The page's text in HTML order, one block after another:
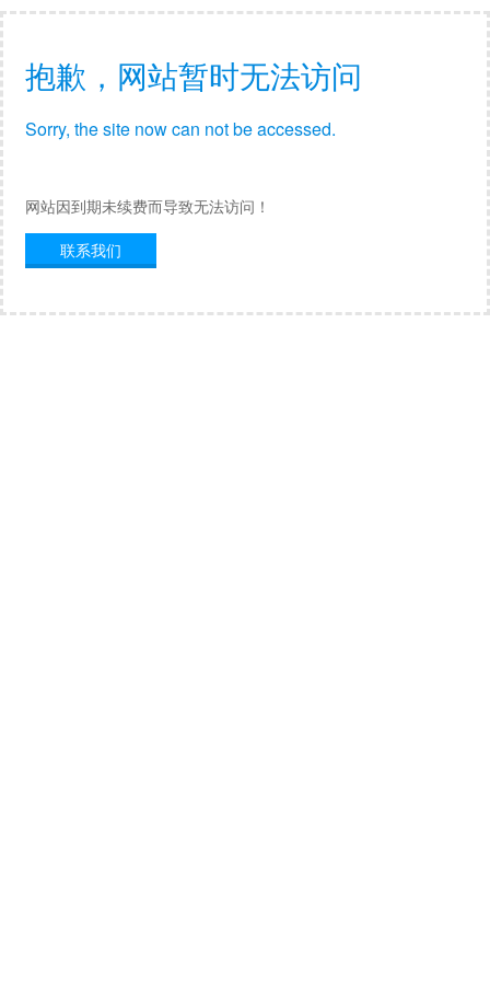
抱歉，网站暂时无法访问
Sorry, the site now can not be accessed.
网站因到期未续费而导致无法访问！
联系我们